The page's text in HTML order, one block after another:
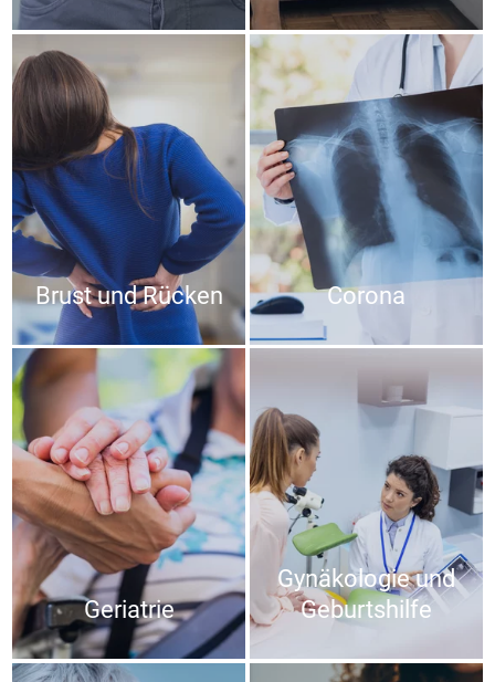
Brust und Rücken Corona
Geriatrie
Gynäkologie und
Geburtshilfe